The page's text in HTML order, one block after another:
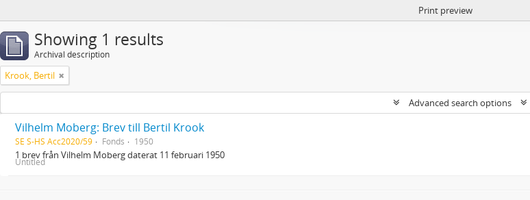
Print preview
Showing 1 results
Archival description
Krook, Bertil
Advanced search options
Vilhelm Moberg: Brev till Bertil Krook
SE S-HS Acc2020/59 Fonds 1950
1 brev från Vilhelm Moberg daterat 11 februari 1950
Untitled